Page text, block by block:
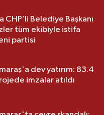
CHP’li Belediye Başkanı
tüm ekibiyle istifa
partisi
dev yatırım: 83.4
imzalar atıldı